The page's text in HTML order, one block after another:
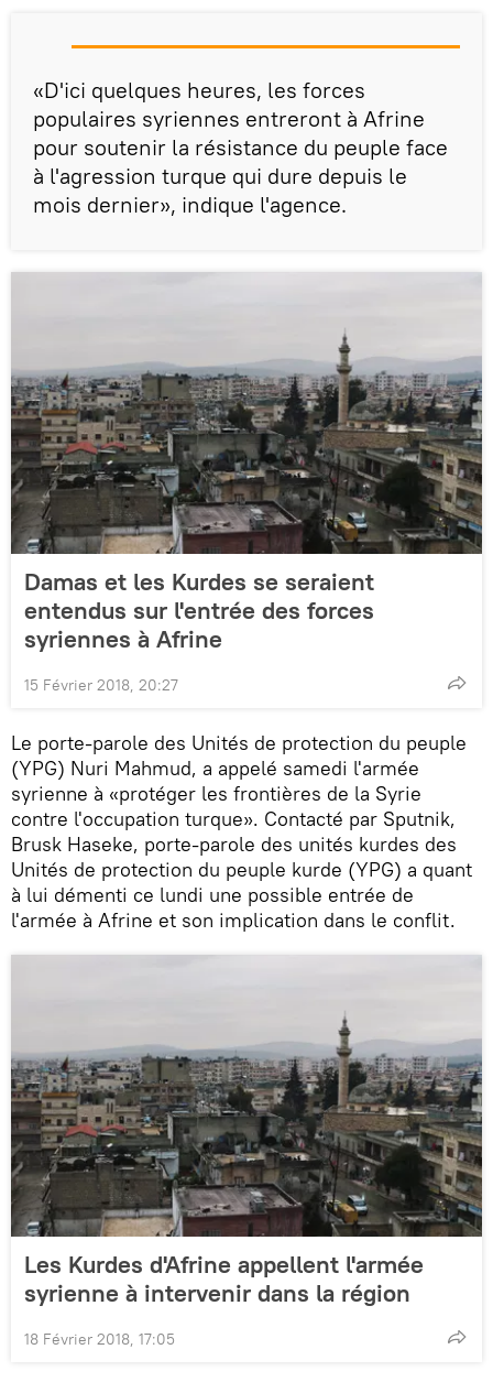
«D'ici quelques heures, les forces
populaires syriennes entreront à Afrine
pour soutenir la résistance du peuple face
à l'agression turque qui dure depuis le
mois dernier», indique l'agence.
Damas et les Kurdes se seraient
entendus sur l'entrée des forces
syriennes à Afrine
15 Février 2018, 20:27
Le porte-parole des Unités de protection du peuple
(YPG) Nuri Mahmud, a appelé samedi l'armée
syrienne à «protéger les frontières de la Syrie
contre l'occupation turque». Contacté par Sputnik,
Brusk Haseke, porte-parole des unités kurdes des
Unités de protection du peuple kurde (YPG) a quant
à lui démenti ce lundi une possible entrée de
l'armée à Afrine et son implication dans le conflit.
Les Kurdes d'Afrine appellent l'armée
syrienne à intervenir dans la région
18 Février 2018, 17:05